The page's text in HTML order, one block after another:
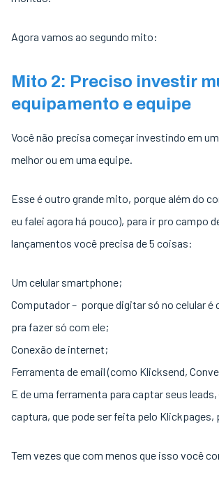
Agora vamos ao segundo mito:
Mito 2: Preciso investir
equipamento e equipe
Você não precisa começar investindo em
melhor ou em uma equipe.
Esse é outro grande mito, porque além do
eu falei agora há pouco), para ir pro campo
lançamentos você precisa de 5 coisas:
Um celular smartphone;
Computador – porque digitar só no celular é
pra fazer só com ele;
Conexão de internet;
Ferramenta de email (como Klicksend,
E de uma ferramenta para captar seus
captura, que pode ser feita pelo Klickpages,
Tem vezes que com menos que isso você